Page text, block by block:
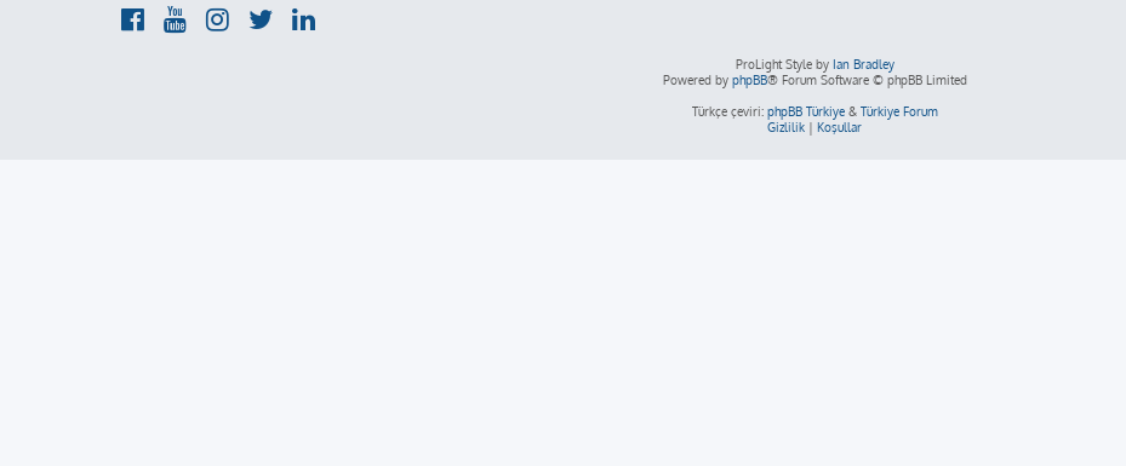
ProLight Style by Ian Bradley
Powered by phpBB® Forum Software © phpBB Limited
Türkçe çeviri: phpBB Türkiye& Türkiye Forum
Gizlilik | Koşullar